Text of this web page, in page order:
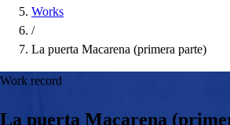
Works
/
La puerta Macarena (primera parte)
Work record
La puerta Macarena